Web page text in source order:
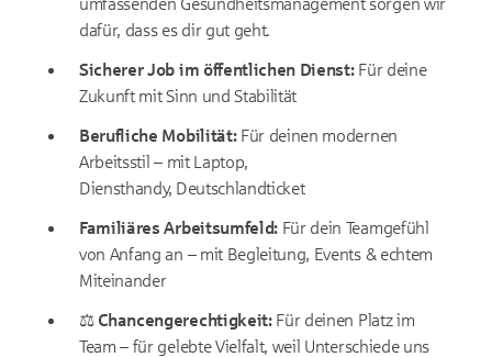
dafür, dass es dir gut geht.
Sicherer Job im öffentlichen Dienst: Für deine
Zukunft mit Sinn und Stabilität
Berufliche Mobilität:Für deinen modernen
Arbeitsstil – mit Laptop,
Diensthandy, Deutschlandticket
Familiäres Arbeitsumfeld: Für dein Teamgefühl
von Anfang an – mit Begleitung, Events & echtem
Miteinander
⚖️ Chancengerechtigkeit: Für deinen Platz im
Team – für gelebte Vielfalt, weil Unterschiede uns